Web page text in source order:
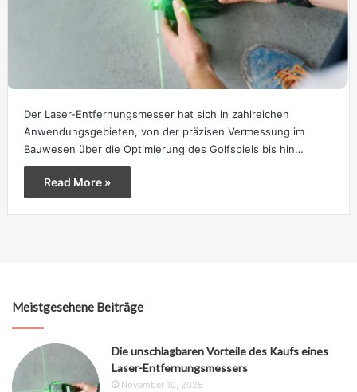
Der Laser-Entfernungsmesser hat sich in zahlreichen
Anwendungsgebieten, von der präzisen Vermessung im
Bauwesen über die Optimierung des Golfspiels bis hin…
Read More »
Meistgesehene Beiträge
Die unschlagbaren Vorteile des Kaufs eines
Laser-Entfernungsmessers
November 10, 2025